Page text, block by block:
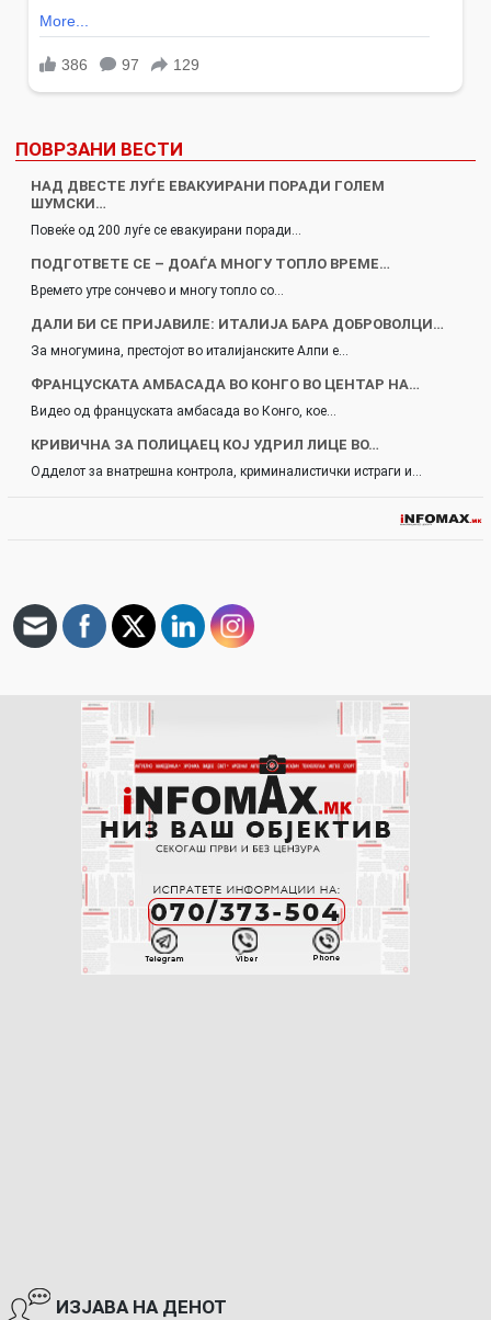
ПОВРЗАНИ ВЕСТИ
НАД ДВЕСТЕ ЛУЃЕ ЕВАКУИРАНИ ПОРАДИ ГОЛЕМ
ШУМСКИ…
Повеќе од 200 луѓе се евакуирани поради…
ПОДГОТВЕТЕ СЕ – ДОАЃА МНОГУ ТОПЛО ВРЕМЕ…
Времето утре сончево и многу топло со…
ДАЛИ БИ СЕ ПРИЈАВИЛЕ: ИТАЛИЈА БАРА ДОБРОВОЛЦИ…
За многумина, престојот во италијанските Алпи е…
ФРАНЦУСКАТА АМБАСАДА ВО КОНГО ВО ЦЕНТАР НА…
Видео од француската амбасада во Конго, кое…
КРИВИЧНА ЗА ПОЛИЦАЕЦ КОЈ УДРИЛ ЛИЦЕ ВО…
Одделот за внатрешна контрола, криминалистички истраги и…
ИЗЈАВА НА ДЕНОТ